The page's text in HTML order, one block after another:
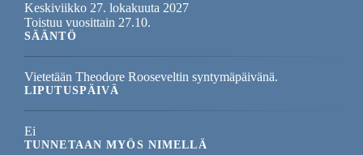
Keskiviikko 27. lokakuuta 2027
Toistuu vuosittain 27.10.
SÄÄNTÖ
Vietetään Theodore Rooseveltin syntymäpäivänä.
LIPUTUSPÄIVÄ
Ei
TUNNETAAN MYÖS NIMELLÄ